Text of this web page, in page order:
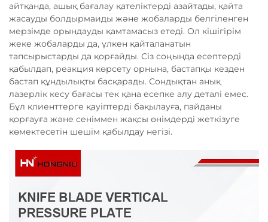
айтқанда, ашық бағалау қателіктерді азайтады, қайта
жасауды болдырмаиды және жобаларды белгіленген
мерзімде орындауды қамтамасыз етеді. Ол кішігірім
жеке жобаларды да, үлкен қайталанатын
тапсырыстарды да қорғайды. Сіз соңында есептерді
қабылдап, реакция көрсету орнына, бастапқы кезден
бастап құндылықты басқарады. Сондықтан анық
лазерлік кесу бағасы тек қана есепке алу деталі емес.
Бұл клиенттерге қауіптерді бақылауға, пайданы
қорғауға және сеніммен жақсы өнімдерді жеткізуге
көмектесетін шешім қабылдау негізі.